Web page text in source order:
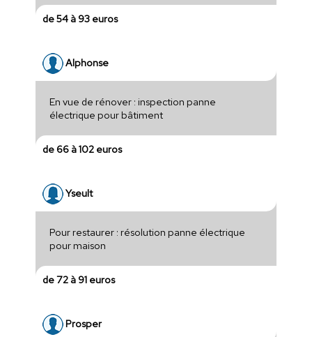
de 54 à 93 euros
Alphonse
En vue de rénover : inspection panne
électrique pour bâtiment
de 66 à 102 euros
Yseult
Pour restaurer : résolution panne électrique
pour maison
de 72 à 91 euros
Prosper